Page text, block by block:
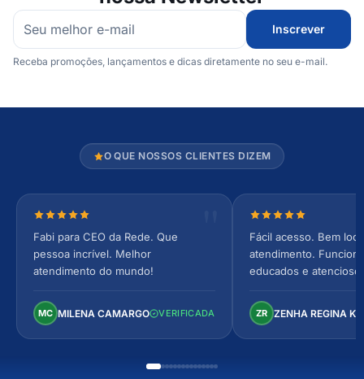
Inscrever
Receba promoções, lançamentos e dicas diretamente no seu e-mail.
O QUE NOSSOS CLIENTES DIZEM
Nota 5 de 5 estrelas
Fabi para CEO da Rede. Que
pessoa incrível. Melhor
atendimento do mundo!
MC MILENA CAMARGO VERIFICADA
Nota 5 de 5
Fácil acesso. Bem
atendimento.
educados e
Perfeito!
ZR ZENHA REGINA